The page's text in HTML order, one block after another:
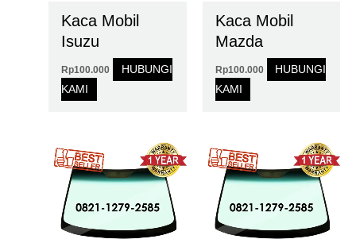
Kaca Mobil
Isuzu
Rp100.000
HUBUNGI
KAMI
Kaca Mobil
Mazda
Rp100.000
HUBUNGI
KAMI